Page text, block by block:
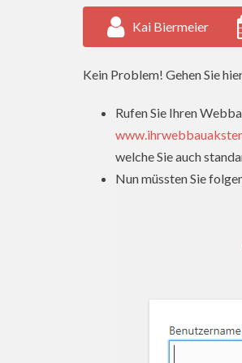
Kai Biermeier
Kein Problem! Gehen Sie
Rufen Sie Ihren
welche Sie auch
Nun müssten Sie